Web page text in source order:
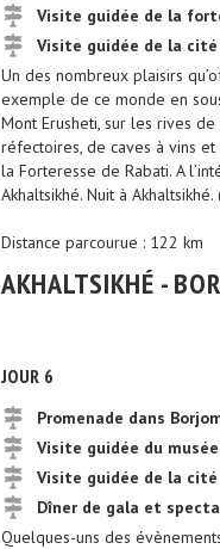
Visite guidée de la
Visite guidée de la
Un des nombreux plaisirs
exemple de ce monde en
Mont Erusheti, sur les rives
réfectoires, de caves à vins et
la Forteresse de Rabati. A
Akhaltsikhé. Nuit à
Distance parcourue : 122 km
AKHALTSIKHÉ -
JOUR 6
Promenade dans
Visite guidée du
Visite guidée de la
Dîner de gala et
Quelques-uns des